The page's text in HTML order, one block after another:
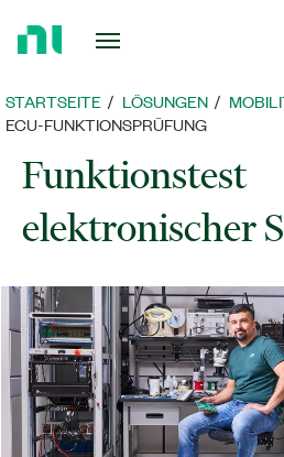
zur
STARTSEITE LÖSUNGEN
ECU-FUNKTIONSPRÜFUNG
Funktionstest
elektronischer